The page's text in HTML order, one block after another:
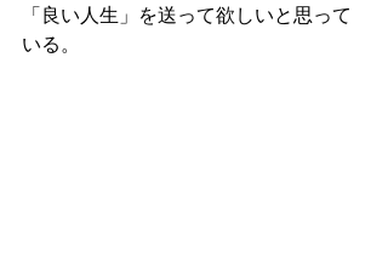
「良い人生」を送って欲しいと思って
いる。